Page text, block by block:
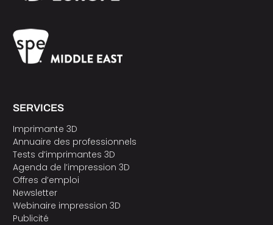
SERVICES
Imprimante 3D
Annuaire des professionnels
Tests d’imprimantes 3D
Agenda de l’impression 3D
Offres d’emploi
Newsletter
Webinaire impression 3D
Publicité